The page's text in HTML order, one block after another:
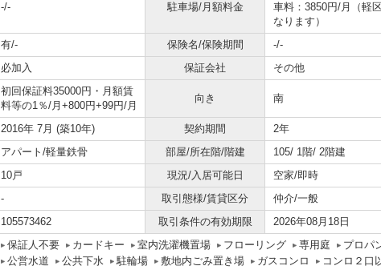
-/- 駐車場/月額料金
車料：3850円/月（軽
なります）
有/- 保険名/保険期間
-/-
必加入 保証会社 その他
初回保証料35000円・月額賃
料等の1％/月+800円+99円/月
向き 南
2016年 7月 (築10年) 契約期間
2年
アパート/軽量鉄骨 部屋/所在階/階建
105/ 1階/ 2階建
10戸 現況/入居可能日
空家/即時
- 取引態様/賃貸区分
仲介/一般
105573462 取引条件の有効期限 2026年08月18日
保証人不要 カードキー 室内洗濯機置場 フローリング 専用庭
プロパ
公営水道
公共下水 駐輪場 敷地内ごみ置き場 ガスコンロ
コンロ２口